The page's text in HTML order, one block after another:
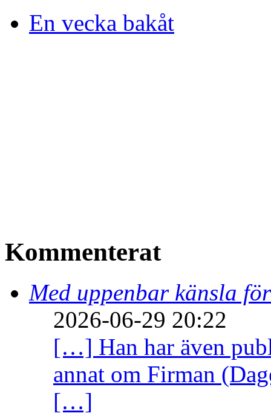
En vecka bakåt
Kommenterat
Med uppenbar känsla
2026-06-29 20:22
[…] Han har även
annat om Firman
[…]